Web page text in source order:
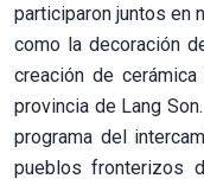
participaron juntos en
como la decoración
creación de
provincia de Lang
programa del
pueblos fronterizos